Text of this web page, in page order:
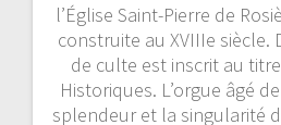
l’Église Saint-Pierre de
construite au XVIIIe siècle.
de culte est inscrit au
Historiques. L’orgue âgé
splendeur et la singularité